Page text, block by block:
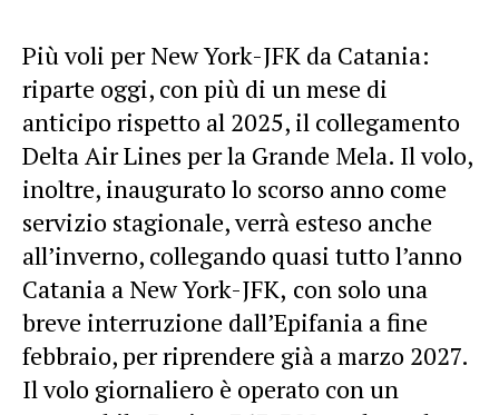
Più voli per New York-JFK da Catania:
riparte oggi, con più di un mese di
anticipo rispetto al 2025, il collegamento
Delta Air Lines per la Grande Mela. Il volo,
inoltre, inaugurato lo scorso anno come
servizio stagionale, verrà esteso anche
all’inverno, collegando quasi tutto l’anno
Catania a New York-JFK, con solo una
breve interruzione dall’Epifania a fine
febbraio, per riprendere già a marzo 2027.
Il volo giornaliero è operato con un